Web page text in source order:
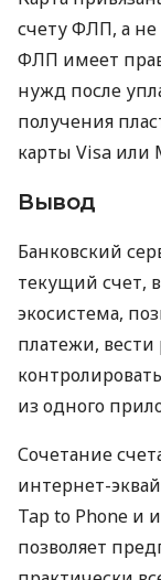
счету ФЛП, а не
ФЛП имеет
нужд после
получения
карты Visa или
Вывод
Банковский
текущий счет,
экосистема,
платежи, вести
из одного
Сочетание
интернет-
Tap to Phone и
позволяет